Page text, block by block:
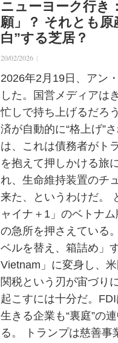
ニューヨーク行き
願」？ それとも
白”する芝居？
20/02/2026 |
2026年2月19日、アン
した。国営メディアは
忙しで持ち上げるだろ
済が自動的に“格上げ”
は、これは債務者がト
を抱えて押しかける旅
れ、生命維持装置のチ
来た、というわけだ。
ャイナ＋1」のベトナ
の急所を押さえている
ベルを替え、箱詰め」
Vietnam」に変身し、
関税という刃が宙づり
起こすには十分だ。
生きる企業も“裏庭”の
る。 トランプは慈善事